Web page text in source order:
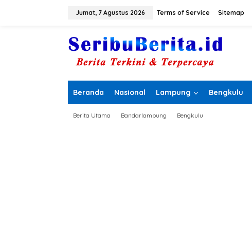
Jumat, 7 Agustus 2026 Terms of Service Sitemap
Beranda Nasional Lampung Bengkulu
Berita Utama Bandarlampung Bengkulu